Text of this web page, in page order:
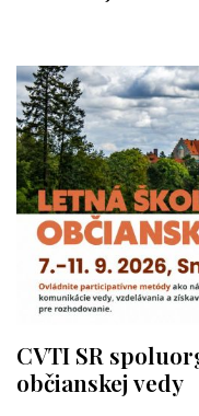
CVTI SR
občianskej vedy